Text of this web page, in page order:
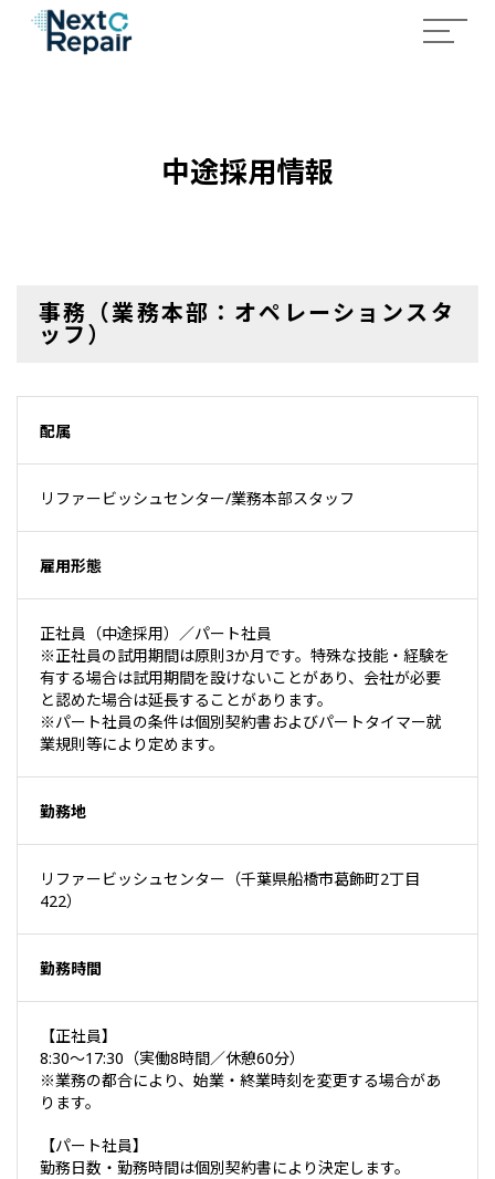
中途採用情報
事務（業務本部：オペレーションスタ
ッフ）
配属
リファービッシュセンター/業務本部スタッフ
雇用形態
正社員（中途採用）／パート社員
※正社員の試用期間は原則3か月です。特殊な技能・経験を
有する場合は試用期間を設けないことがあり、会社が必要
と認めた場合は延長することがあります。
※パート社員の条件は個別契約書およびパートタイマー就
業規則等により定めます。
勤務地
リファービッシュセンター（千葉県船橋市葛飾町2丁目
422）
勤務時間
【正社員】
8:30～17:30（実働8時間／休憩60分）
※業務の都合により、始業・終業時刻を変更する場合があ
ります。
【パート社員】
勤務日数・勤務時間は個別契約書により決定します。